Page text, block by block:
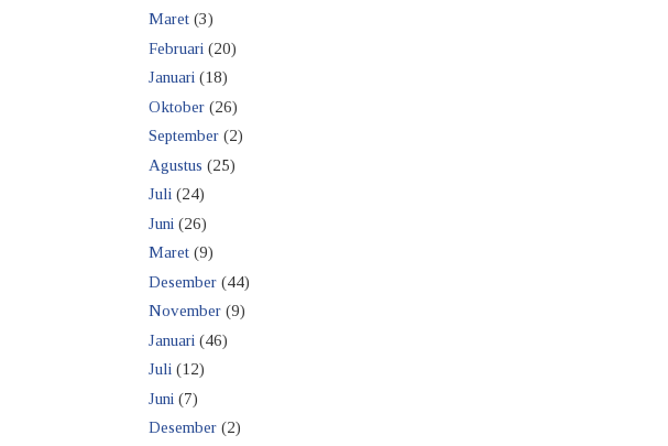
Maret (3)
Februari (20)
Januari (18)
Oktober (26)
September (2)
Agustus (25)
Juli (24)
Juni (26)
Maret (9)
Desember (44)
November (9)
Januari (46)
Juli (12)
Juni (7)
Desember (2)